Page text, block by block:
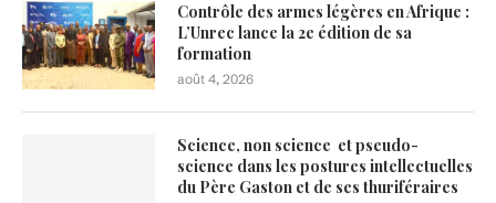
Contrôle des armes légères en Afrique :
L’Unrec lance la 2e édition de sa
formation
août 4, 2026
Science, non science et pseudo-
science dans les postures intellectuelles
du Père Gaston et de ses thuriféraires